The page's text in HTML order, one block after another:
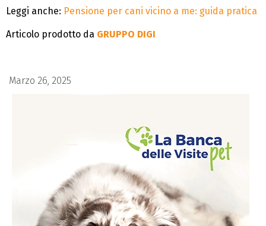
Leggi anche: Pensione per cani vicino a me: guida pratica
Articolo prodotto da GRUPPO DIGI
Marzo 26, 2025